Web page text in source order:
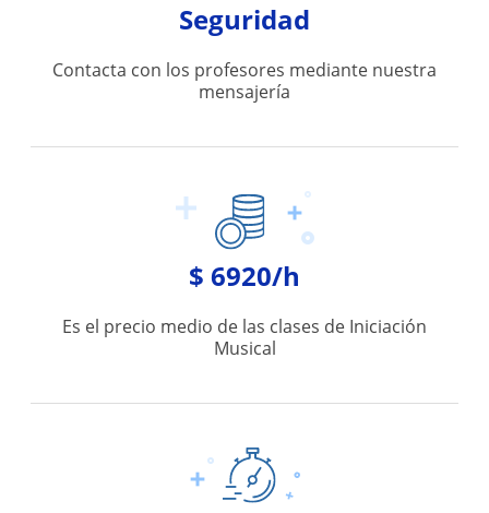
Seguridad
Contacta con los profesores mediante nuestra
mensajería
$ 6920/h
Es el precio medio de las clases de Iniciación
Musical